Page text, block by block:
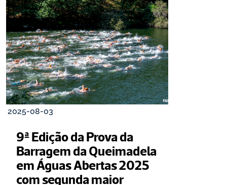
2025-08-03
9ª Edição da Prova da
Barragem da Queimadela
em Águas Abertas 2025
com segunda maior